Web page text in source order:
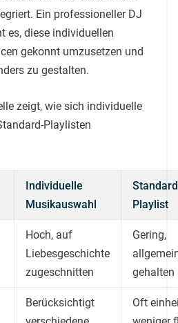
Ein professioneller DJ
es, diese individuellen
gekonnt umzusetzen und
zu gestalten.
zeigt, wie sich individuelle
Playlisten
Individuelle
Musikauswahl
Playlist
Hoch, auf
Liebesgeschichte
zugeschnitten
Gering,
gehalten
Berücksichtigt
Oft